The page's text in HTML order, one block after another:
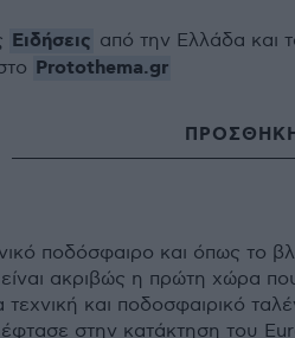
Ειδήσεις από την Ελλάδα και
Protothema.gr
ποδόσφαιρο και όπως το
ακριβώς η πρώτη χώρα
και ποδοσφαιρικό
στην κατάκτηση του